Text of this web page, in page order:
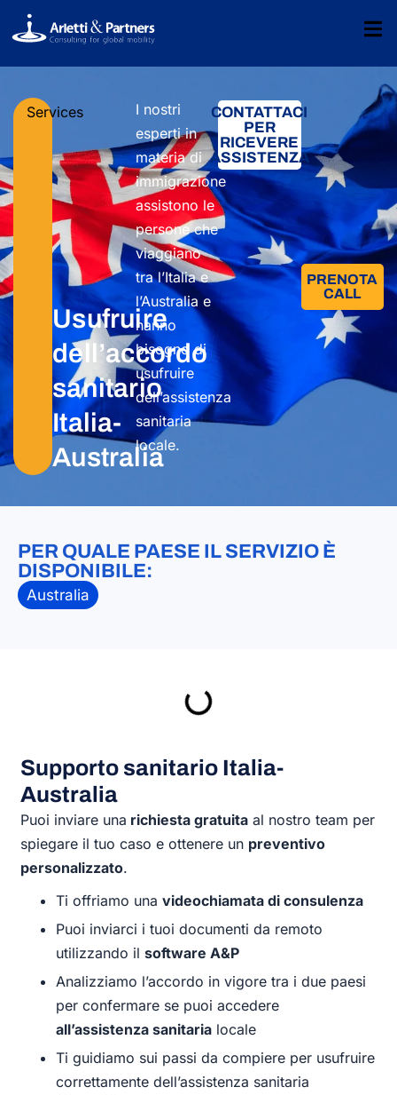
Services
Usufruire
dell’accordo
sanitario
Italia-
Australia
I nostri
esperti in
materia di
immigrazione
assistono le
persone che
viaggiano
tra l’Italia e
l’Australia e
hanno
bisogno di
usufruire
dell’assistenza
sanitaria
locale.
CONTATTACI
PER
RICEVERE
ASSISTENZA
PRENOTA
CALL
PER QUALE PAESE IL SERVIZIO È
DISPONIBILE:
Australia
Supporto sanitario Italia-
Australia
Puoi inviare una richiesta gratuita al nostro team per
spiegare il tuo caso e ottenere un preventivo
personalizzato.
Ti offriamo unavideochiamata di consulenza
Puoi inviarci i tuoi documenti da remoto
utilizzando ilsoftware A&P
Analizziamo l’accordo in vigore tra i due paesi
per confermare se puoi accedere
all’assistenza sanitaria locale
Ti guidiamo sui passi da compiere per usufruire
correttamente dell’assistenza sanitaria